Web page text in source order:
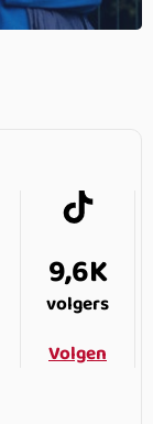
9,6K
volgers
Volgen